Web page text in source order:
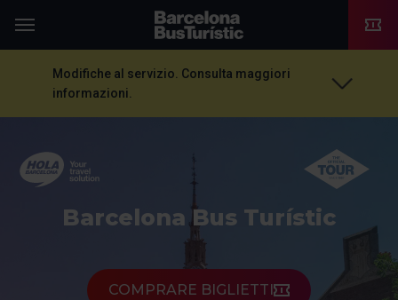
TMB-OCI
Modifiche al servizio. Consulta maggiori
informazioni.
Barcelona Bus Turístic
COMPRARE BIGLIETTI